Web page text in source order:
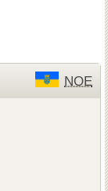
NOE